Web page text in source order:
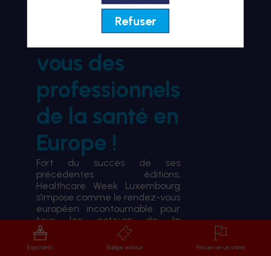
BIENVENUE À HWL26
le rendez-
vous des
professionnels
de la santé en
Europe !
Fort du succès de ses
précédentes éditions,
Healthcare Week Luxembourg
s’impose comme le rendez-vous
européen incontournable pour
tous les acteurs de la
transformation du système de
santé.
Exposants Badge visiteur Réserver un stand
Refuser